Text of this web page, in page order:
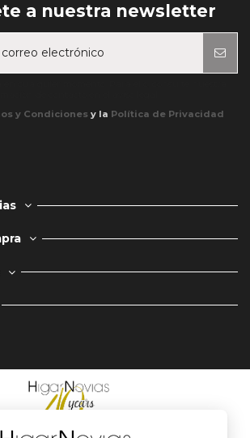
a nuestra newsletter
y Condiciones y la Política de Privacidad